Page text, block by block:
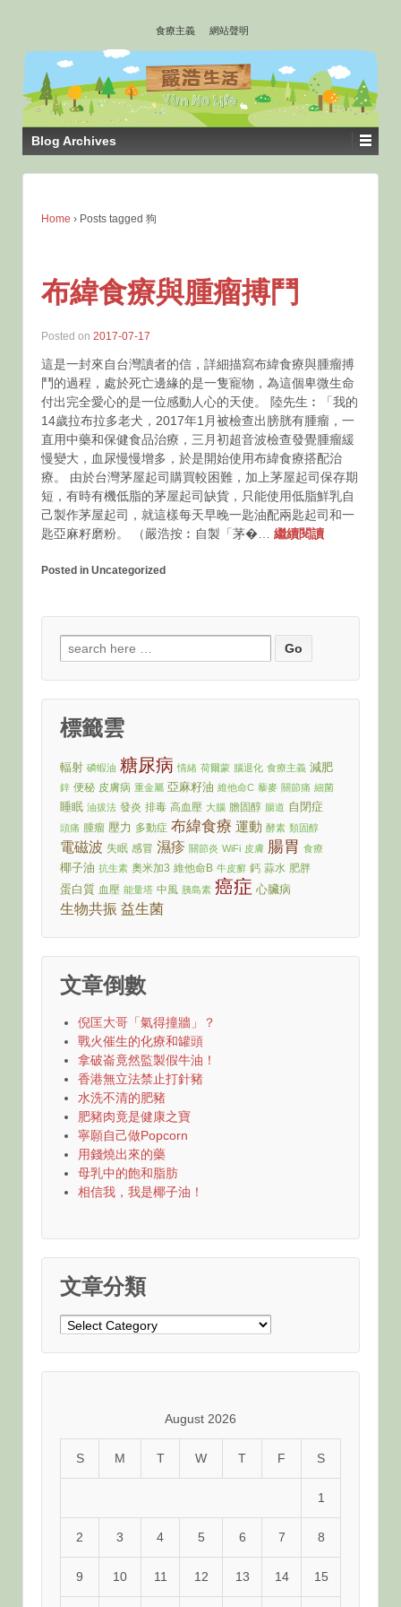
TO
MAIN
CONTENT
食療主義 網站聲明
Blog Archives
Home › Posts tagged 狗
布緯食療與腫瘤搏鬥
Posted on 2017-07-17
這是一封來自台灣讀者的信，詳細描寫布緯食療與腫瘤搏
鬥的過程，處於死亡邊緣的是一隻寵物，為這個卑微生命
付出完全愛心的是一位感動人心的天使。 陸先生︰「我的
14歲拉布拉多老犬，2017年1月被檢查出膀胱有腫瘤，一
直用中藥和保健食品治療，三月初超音波檢查發覺腫瘤緩
慢變大，血尿慢慢增多，於是開始使用布緯食療搭配治
療。 由於台灣茅屋起司購買較困難，加上茅屋起司保存期
短，有時有機低脂的茅屋起司缺貨，只能使用低脂鮮乳自
己製作茅屋起司，就這樣每天早晚一匙油配兩匙起司和一
匙亞麻籽磨粉。 （嚴浩按︰自製「茅�… 繼續閱讀
Posted in Uncategorized
Search
for:
標籤雲
輻射 磷蝦油 糖尿病 情緒 荷爾蒙 腦退化 食療主義 減肥
鋅 便秘 皮膚病 重金屬 亞麻籽油 維他命C 藜麥 關節痛 細菌
睡眠 油拔法 發炎 排毒 高血壓 大腦 膽固醇 腸道 自閉症
頭痛 腫瘤 壓力 多動症 布緯食療 運動 酵素 類固醇
電磁波 失眠 感冒 濕疹 關節炎 WiFi 皮膚 腸胃 食療
椰子油 抗生素 奧米加3 維他命B 牛皮癬 鈣 蒜水 肥胖
蛋白質 血壓 能量塔 中風 胰島素 癌症 心臟病
生物共振 益生菌
文章倒數
倪匡大哥「氣得撞牆」？
戰火催生的化療和罐頭
拿破崙竟然監製假牛油！
香港無立法禁止打針豬
水洗不清的肥豬
肥豬肉竟是健康之寶
寧願自己做Popcorn
用錢燒出來的藥
母乳中的飽和脂肪
相信我，我是椰子油！
文章分類
文
August 2026
S M T W T F S
1
2 3 4 5 6 7 8
9 10 11 12 13 14 15